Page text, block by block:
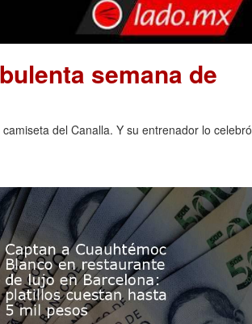
semana de
del Canalla. Y su entrenador lo celebró